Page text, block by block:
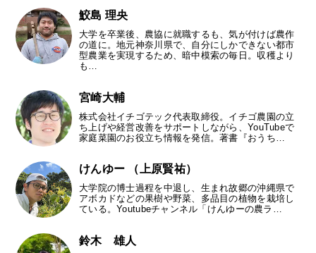
鮫島 理央
大学を卒業後、農協に就職するも、気が付けば農作
の道に。地元神奈川県で、自分にしかできない都市
型農業を実現するため、暗中模索の毎日。収穫より
も…
宮崎大輔
株式会社イチゴテック代表取締役。イチゴ農園の立
ち上げや経営改善をサポートしながら、YouTubeで
家庭菜園のお役立ち情報を発信。著書『おうち…
けんゆー （上原賢祐）
大学院の博士過程を中退し、生まれ故郷の沖縄県で
アボカドなどの果樹や野菜、多品目の植物を栽培し
ている。Youtubeチャンネル「けんゆーの農ラ…
鈴木 雄人